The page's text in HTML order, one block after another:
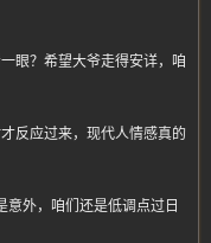
眼？希望大爷走得安详，咱
反应过来，现代人情感真的
外，咱们还是低调点过日